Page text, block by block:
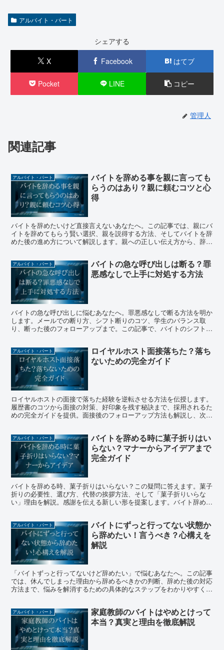
アルバイト・パート
シェアする
X
Facebook はてブ
Pocket LINE コピー
管理人
関連記事
アルバイト・パート
バイトを辞める事を親に言っても
らうのはあり？親に頼むコツと心
得
バイトを辞めたいけど直接言えないあなたへ。この記事では、親にバ
イトを辞めてもらう賢い選択、親を説得する方法、そしてバイトを辞
めた後の進め方について解説します。親への正しい伝え方から、辞め
アルバイト・パート
バイトの急な呼び出しは断る？罪
悪感なしで上手に対処する方法
バイトの急な呼び出しに悩むあなたへ。罪悪感なしで断る方法を明か
します。メールでの断り方、シフト断りのコツ、学生のバランス取
り、断った後のフォローアップまで。この記事で、バイトのシフト管
アルバイト・パート
ロイヤルホスト面接落ちた？落ち
ないための完全ガイド
ロイヤルホストの面接で落ちた経験を逆転させる方法を伝授します。
履歴書のコツから面接の対策、好印象を残す秘訣まで、採用されるた
めの完全ガイドを提供。面接後のフォローアップ方法も解説し、次回
アルバイト・パート
バイトを辞める時に菓子折りはい
らない？マナーからアイデアまで
完全ガイド
バイトを辞める時、菓子折りはいらない？この疑問に答えます。菓子
折りの必要性、選び方、代替の挨拶方法、そして「菓子折りいらな
い」理由を解説。感謝を伝える新しい形を提案します。バイト辞める
アルバイト・パート
バイトにずっと行ってない状態か
ら辞めたい！言うべき？心構えを
解説
「バイトずっと行ってないけど辞めたい」で悩むあなたへ。この記事
では、休んでしまった理由から辞めるべきかの判断、辞めた後の対応
方法まで、悩みを解消するための具体的なステップをわかりやすく解
アルバイト・パート
家庭教師のバイトはやめとけって
本当？真実と理由を徹底解説